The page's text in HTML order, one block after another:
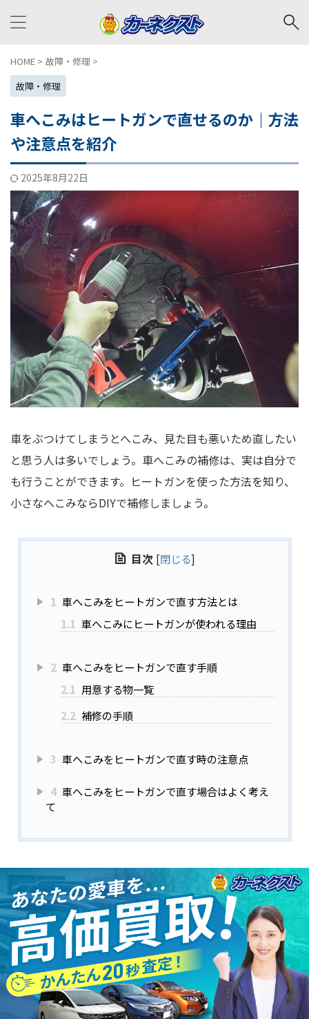
HOME > 故障・修理 >
故障・修理
車へこみはヒートガンで直せるのか｜方法
や注意点を紹介
2025年8月22日
車をぶつけてしまうとへこみ、見た目も悪いため直したい
と思う人は多いでしょう。車へこみの補修は、実は自分で
も行うことができます。ヒートガンを使った方法を知り、
小さなへこみならDIYで補修しましょう。
目次 [閉じる]
1 車へこみをヒートガンで直す方法とは
1.1 車へこみにヒートガンが使われる理由
2 車へこみをヒートガンで直す手順
2.1 用意する物一覧
2.2 補修の手順
3 車へこみをヒートガンで直す時の注意点
4 車へこみをヒートガンで直す場合はよく考え
て